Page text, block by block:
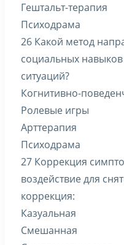
Гештальт-терапия
Психодрама
26 Какой метод
социальных
ситуаций?
Когнитивно-
Ролевые игры
Арттерапия
Психодрама
27 Коррекция
воздействие для
коррекция:
Казуальная
Смешанная